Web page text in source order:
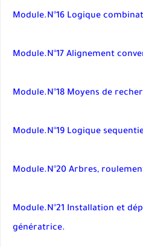
Module.N°16 Logique
Module.N°17 Alignement
Module.N°18 Moyens de
Module.N°19 Logique
Module.N°20 Arbres,
Module.N°21 Installation et
génératrice.